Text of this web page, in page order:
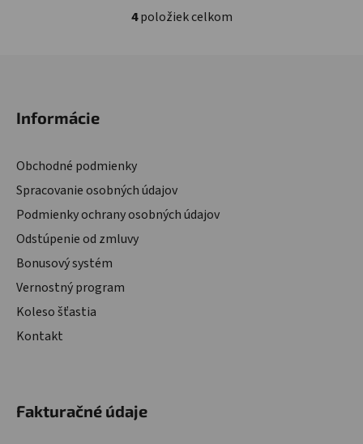
Ovládacie prvky výpisu
4položiek celkom
Informácie
Obchodné podmienky
Spracovanie osobných údajov
Podmienky ochrany osobných údajov
Odstúpenie od zmluvy
Bonusový systém
Vernostný program
Koleso šťastia
Kontakt
Fakturačné údaje